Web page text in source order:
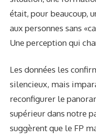
était, pour beaucoup,
aux personnes sans
Une perception qui
Les données les
silencieux, mais
reconfigurer le
supérieur dans notre
suggèrent que le FP